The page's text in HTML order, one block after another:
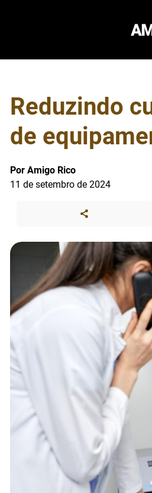
Reduzindo
de
Por Amigo Rico
11 de setembro de 2024